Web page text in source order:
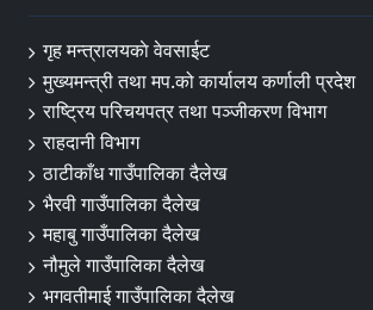
गृह मन्त्रालयकाे वेवसाईट
मुख्यमन्त्री तथा मप.को कार्यालय कर्णाली प्रदेश
राष्ट्रिय परिचयपत्र तथा पञ्जीकरण विभाग
राहदानी विभाग
ठाटीकाँध गाउँपालिका दैलेख
भैरवी गाउँपालिका दैलेख
महाबु गाउँपालिका दैलेख
नौमुले गाउँपालिका दैलेख
भगवतीमाई गाउँपालिका दैलेख